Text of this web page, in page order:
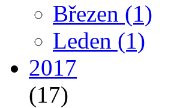
Březen (1)
Leden (1)
2017
(17)